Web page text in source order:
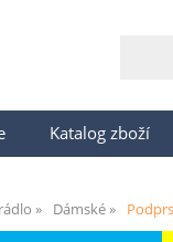
Katalog zboží
Dámské